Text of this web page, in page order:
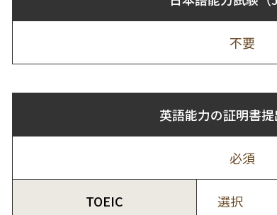
不要
英語能力の証明書
必須
TOEIC 選択